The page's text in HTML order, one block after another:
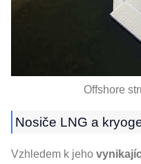
Offshore
Nosiče LNG a
Vzhledem k jeho